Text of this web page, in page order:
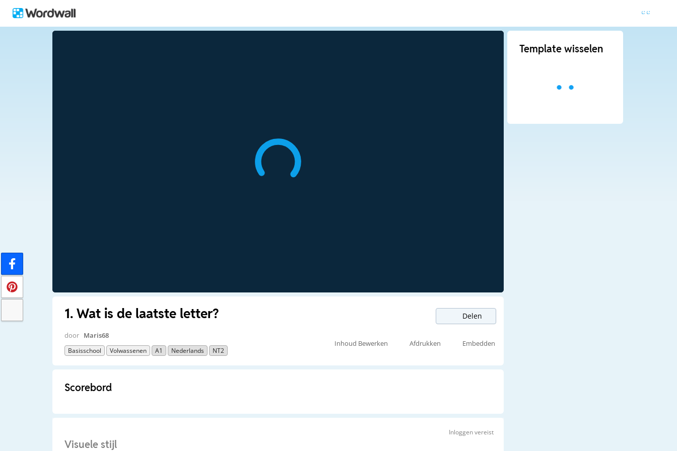
1. Wat is de laatste letter? Delen
door Maris68
Basisschool Volwassenen A1 Nederlands NT2
Inhoud Bewerken Afdrukken Embedden
Scorebord
Inloggen vereist
Visuele stijl
Template wisselen